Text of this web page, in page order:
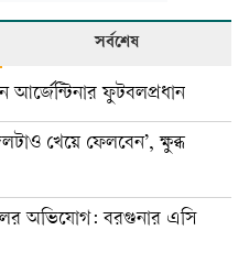
সর্বশেষ
ফুটবলপ্রধান
খেয়ে ফেলবেন’, ক্ষুব্ধ
অভিযোগ: বরগুনার এসি